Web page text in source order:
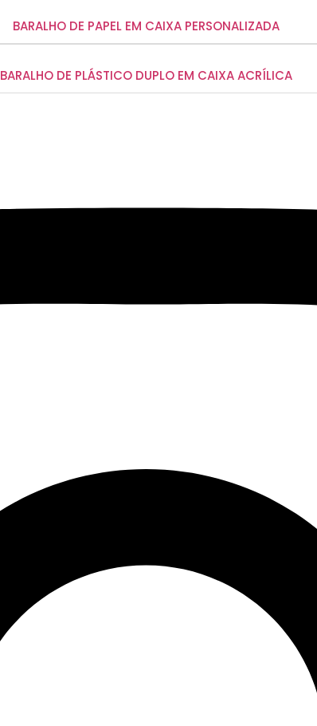
BARALHO DE PAPEL EM CAIXA PERSONALIZADA
BARALHO DE PLÁSTICO DUPLO EM CAIXA ACRÍLICA